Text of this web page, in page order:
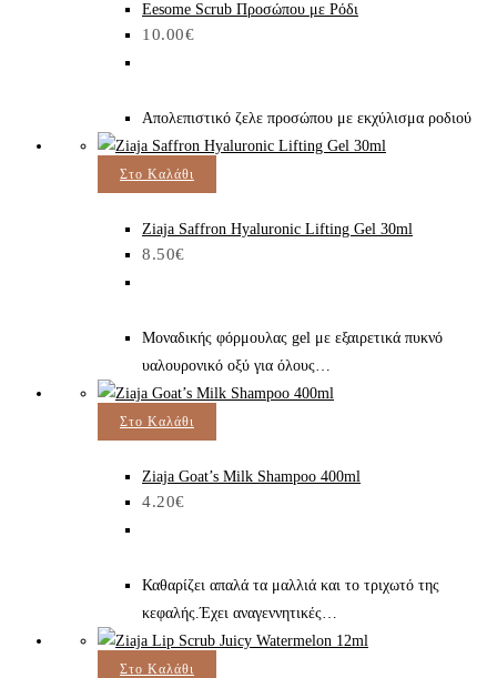
Eesome Scrub Προσώπου με Ρόδι
10.00€
Απολεπιστικό ζελε προσώπου με εκχύλισμα ροδιού
Στο Καλάθι
Ziaja Saffron Hyaluronic Lifting Gel 30ml
8.50€
Μοναδικής φόρμουλας gel με εξαιρετικά πυκνό
υαλουρονικό οξύ για όλους…
Στο Καλάθι
Ziaja Goat’s Milk Shampoo 400ml
4.20€
Καθαρίζει απαλά τα μαλλιά και το τριχωτό της
κεφαλής.Έχει αναγεννητικές…
Στο Καλάθι